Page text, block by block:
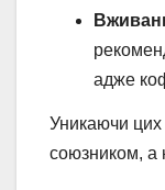
адже
Уникаючи цих
союзником, а